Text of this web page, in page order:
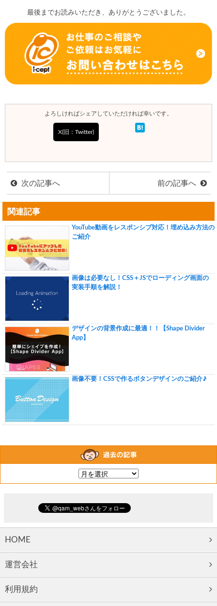
最後までお読みいただき、ありがとうございました。
よろしければシェアしていただければ幸いです。
X(旧：Twitter)
次の記事へ 前の記事へ
関連記事
YouTube動画をレスポンシブ対応！埋め込み方法の
ご紹介
画像は必要なし！CSS＋JSでローディング画面の
実装手順を解説！
デザインの背景作成に最適！！【Shape Divider
App】
画像不要！CSSで作るボタンデザインのご紹介♪
HOME
運営会社
利用規約